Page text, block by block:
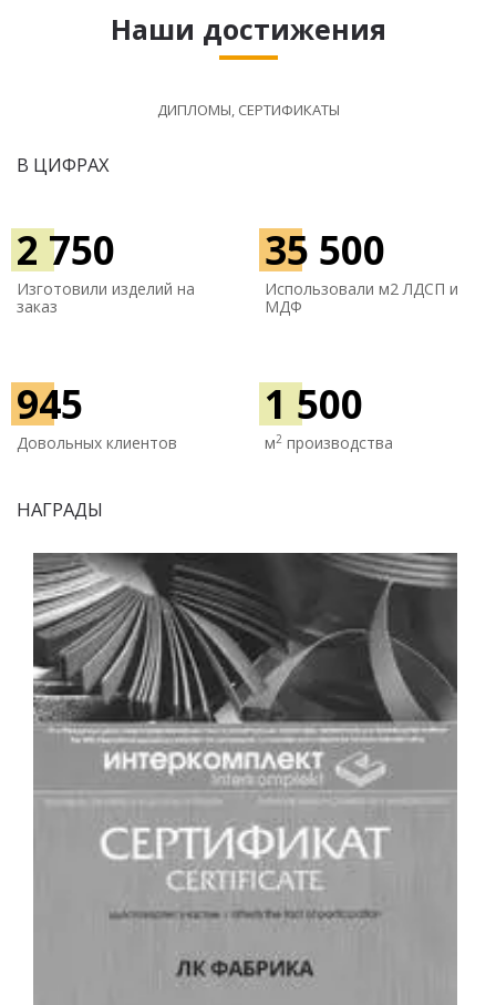
Наши достижения
ДИПЛОМЫ, СЕРТИФИКАТЫ
В ЦИФРАХ
2 750
Изготовили изделий на
заказ
35 500
Использовали м2 ЛДСП и
МДФ
945
Довольных клиентов
1 500
м2 производства
НАГРАДЫ